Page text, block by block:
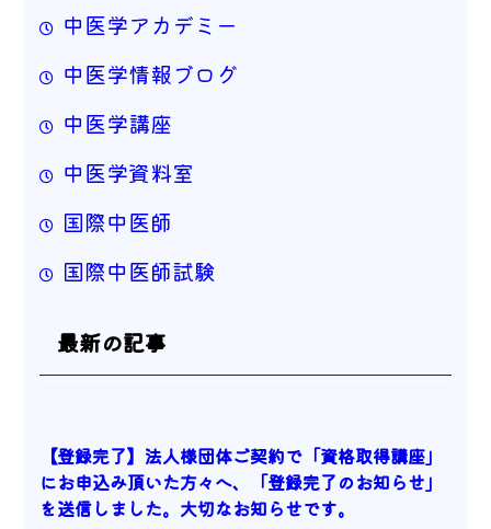
中医学アカデミー
中医学情報ブログ
中医学講座
中医学資料室
国際中医師
国際中医師試験
最新の記事
【登録完了】法人様団体ご契約で「資格取得講座」
にお申込み頂いた方々へ、「登録完了のお知らせ」
を送信しました。大切なお知らせです。